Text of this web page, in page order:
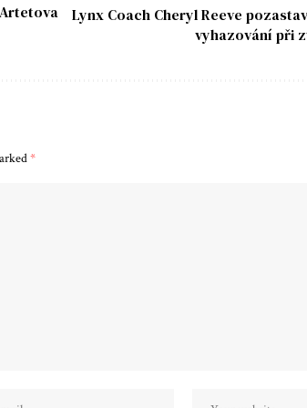
Lynx Coach Cheryl Reeve
vyhazování při
*